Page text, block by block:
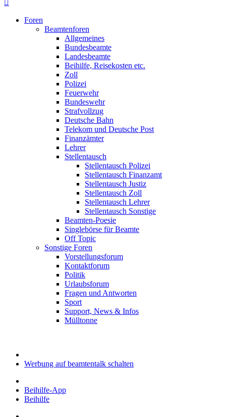
Foren
Beamtenforen
Allgemeines
Bundesbeamte
Landesbeamte
Beihilfe, Reisekosten etc.
Zoll
Polizei
Feuerwehr
Bundeswehr
Strafvollzug
Deutsche Bahn
Telekom und Deutsche Post
Finanzämter
Lehrer
Stellentausch
Stellentausch Polizei
Stellentausch Finanzamt
Stellentausch Justiz
Stellentausch Zoll
Stellentausch Lehrer
Stellentausch Sonstige
Beamten-Poesie
Singlebörse für Beamte
Off Topic
Sonstige Foren
Vorstellungsforum
Kontaktforum
Politik
Urlaubsforum
Fragen und Antworten
Sport
Support, News & Infos
Mülltonne
Werbung auf beamtentalk schalten
Beihilfe-App
Beihilfe